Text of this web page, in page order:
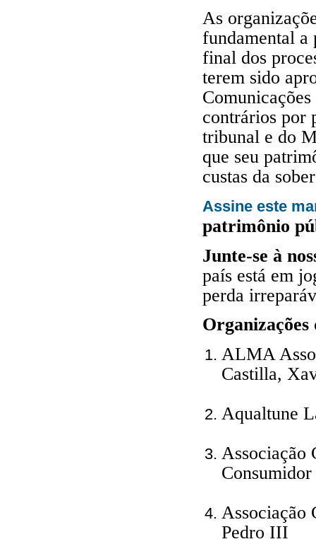
As
fundamental a
final dos
terem sido
contrários por
tribunal e do
que seu
custas da
Assine este
patrimônio
Junte-se à
país está em
perda
ALMA
Castilla,
Aqualtune
Associação
Associação
Pedro III